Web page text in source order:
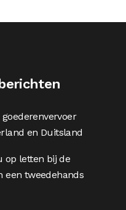
en Duitsland
op letten bij de
een tweedehands